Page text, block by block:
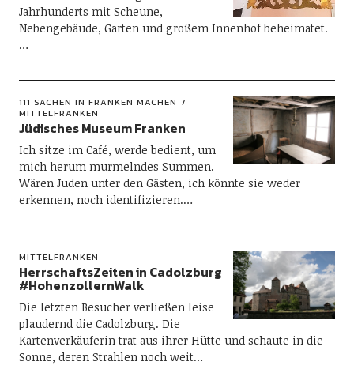
Jahrhunderts mit Scheune,
Nebengebäude, Garten und großem Innenhof beheimatet.
…
111 SACHEN IN FRANKEN MACHEN
MITTELFRANKEN
Jüdisches Museum Franken
Ich sitze im Café, werde bedient, um
mich herum murmelndes Summen.
Wären Juden unter den Gästen, ich könnte sie weder
erkennen, noch identifizieren.…
MITTELFRANKEN
HerrschaftsZeiten in Cadolzburg
#HohenzollernWalk
Die letzten Besucher verließen leise
plaudernd die Cadolzburg. Die
Kartenverkäuferin trat aus ihrer Hütte und schaute in die
Sonne, deren Strahlen noch weit…